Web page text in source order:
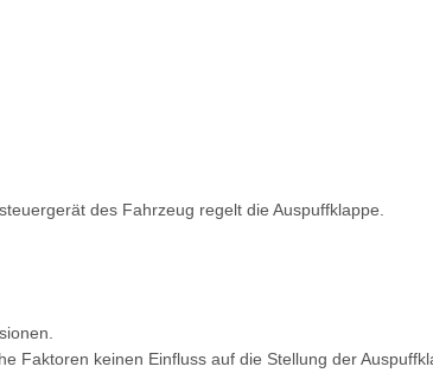
des Fahrzeug regelt die Auspuffklappe.
Faktoren keinen Einfluss auf die Stellung der